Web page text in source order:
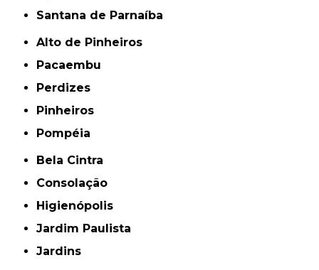
Santana de Parnaíba
Alto de Pinheiros
Pacaembu
Perdizes
Pinheiros
Pompéia
Bela Cintra
Consolação
Higienópolis
Jardim Paulista
Jardins